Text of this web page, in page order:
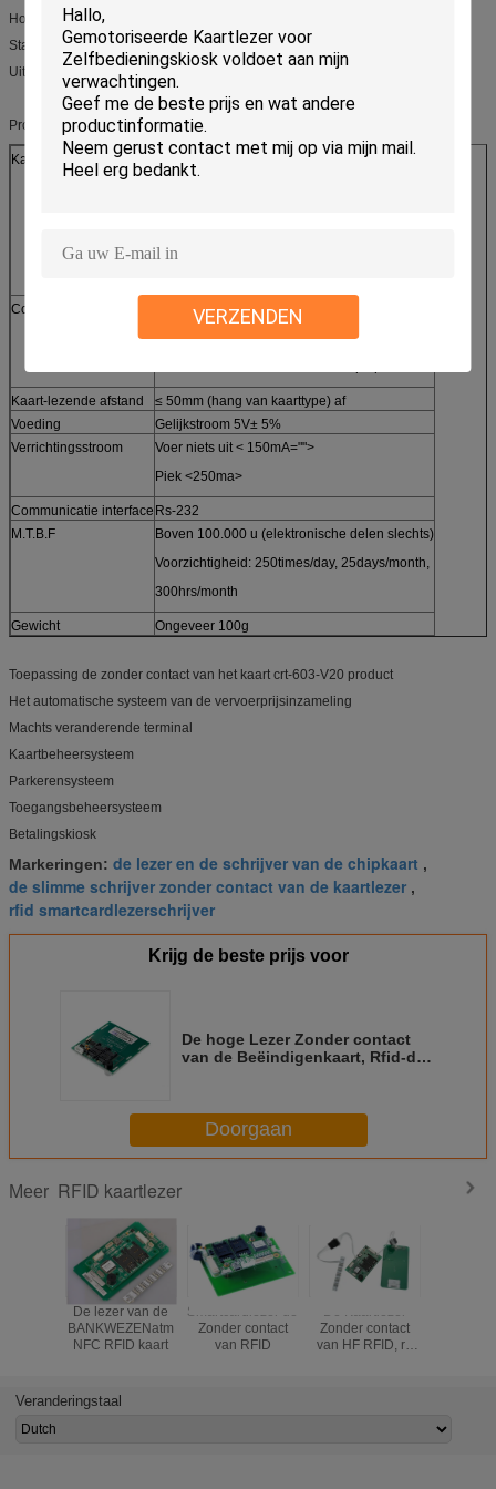
VERZENDEN
Hoog Ruw gemaakte & Gemakkelijke Integratie
Standaardusb-verbinding
Uitzonderlijke Gebruikerservaring
Productspecificatie de zonder contact van de kaartlezer crt-603-V20
Kaarttype
IC-kaart ISO7816
Steun Mifare 1 S50, S70, UL-kaart
Communicatie protocol
Compatibel systeem met: 603V 10 protocol
ZLG500 protocol
Kaart-lezende afstand
≤ 50mm (hang van kaarttype) af
Voeding
Gelijkstroom 5V± 5%
Verrichtingsstroom
Voer niets uit < 150mA="">
Piek <250ma>
Communicatie interface Rs-232
M.T.B.F
Boven 100.000 u (elektronische delen slechts)
Voorzichtigheid: 250times/day, 25days/month,
300hrs/month
Gewicht Ongeveer 100g
Toepassing de zonder contact van het kaart crt-603-V20 product
Het automatische systeem van de vervoerprijsinzameling
Machts veranderende terminal
Kaartbeheersysteem
Parkerensysteem
Toegangsbeheersysteem
Betalingskiosk
Markeringen: de lezer en de schrijver van de chipkaart ,
de slimme schrijver zonder contact van de kaartlezer ,
rfid smartcardlezerschrijver
Krijg de beste prijs voor
De hoge Lezer Zonder contact
van de Beëindigenkaart, Rfid-de
Identiteitskaart
Doorgaan
Meer RFID kaartlezer
De lezer van de
BANKWEZENatm
NFC RFID kaart
Smartcardlezer de
Zonder contact
van RFID
De Kaartlezer
Zonder contact
van HF RFID, rf-
Interface
Veranderingstaal